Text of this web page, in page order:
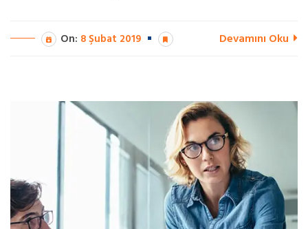
On: 8 Şubat 2019 Devamını Oku